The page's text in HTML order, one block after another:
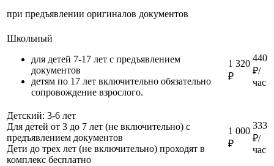
при предъявлении оригиналов документов
Школьный
для детей 7-17 лет с предъявлением
документов
детям по 17 лет включительно обязательно
сопровождение взрослого.
1 320
₽
440
₽/
час
Детский: 3-6 лет
Для детей от 3 до 7 лет (не включительно) с
предъявлением документов
Дети до трех лет (не включительно) проходят в
комплекс бесплатно
1 000
₽
333
₽/
час